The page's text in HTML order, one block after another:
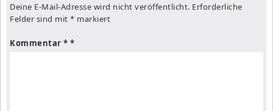
Deine E-Mail-Adresse wird nicht veröffentlicht. Erforderliche
Felder sind mit * markiert
Kommentar *